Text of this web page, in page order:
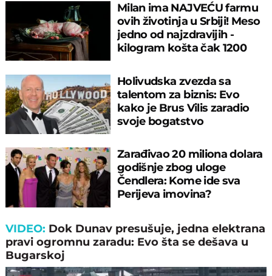
Milan ima NAJVEĆU farmu
ovih životinja u Srbiji! Meso
jedno od najzdravijih -
kilogram košta čak 1200
Holivudska zvezda sa
talentom za biznis: Evo
kako je Brus Vilis zaradio
svoje bogatstvo
Zarađivao 20 miliona dolara
godišnje zbog uloge
Čendlera: Kome ide sva
Perijeva imovina?
VIDEO: Dok Dunav presušuje, jedna elektrana
pravi ogromnu zaradu: Evo šta se dešava u
Bugarskoj